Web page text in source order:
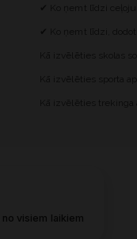
no visiem laikiem